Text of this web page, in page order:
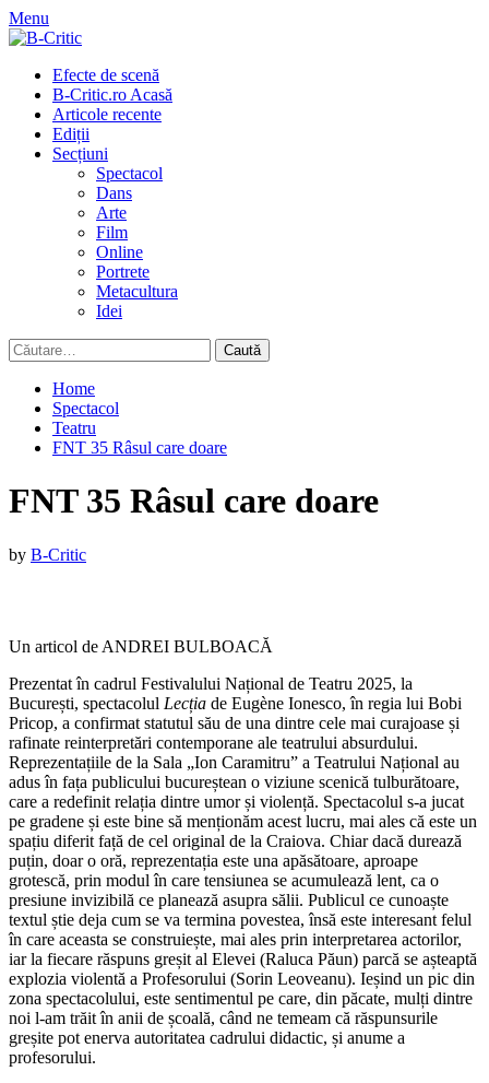
Skip
to
Menu
Primary
Menu
Efecte de scenă
B-Critic.ro Acasă
Articole recente
Ediții
Secțiuni
Spectacol
Dans
Arte
Film
Online
Portrete
Metacultura
Idei
Caută
după:
Home
Spectacol
Teatru
FNT 35 Râsul care doare
FNT 35 Râsul care doare
Published
2025
by B-Critic
Un articol de ANDREI BULBOACĂ
Prezentat în cadrul Festivalului Național de Teatru 2025, la
București, spectacolul Lecția de Eugène Ionesco, în regia lui Bobi
Pricop, a confirmat statutul său de una dintre cele mai curajoase și
rafinate reinterpretări contemporane ale teatrului absurdului.
Reprezentațiile de la Sala „Ion Caramitru” a Teatrului Național au
adus în fața publicului bucureștean o viziune scenică tulburătoare,
care a redefinit relația dintre umor și violență. Spectacolul s-a jucat
pe gradene și este bine să menționăm acest lucru, mai ales că este un
spațiu diferit față de cel original de la Craiova. Chiar dacă durează
puțin, doar o oră, reprezentația este una apăsătoare, aproape
grotescă, prin modul în care tensiunea se acumulează lent, ca o
presiune invizibilă ce planează asupra sălii. Publicul ce cunoaște
textul știe deja cum se va termina povestea, însă este interesant felul
în care aceasta se construiește, mai ales prin interpretarea actorilor,
iar la fiecare răspuns greșit al Elevei (Raluca Păun) parcă se așteaptă
explozia violentă a Profesorului (Sorin Leoveanu). Ieșind un pic din
zona spectacolului, este sentimentul pe care, din păcate, mulți dintre
noi l-am trăit în anii de școală, când ne temeam că răspunsurile
greșite pot enerva autoritatea cadrului didactic, și anume a
profesorului.